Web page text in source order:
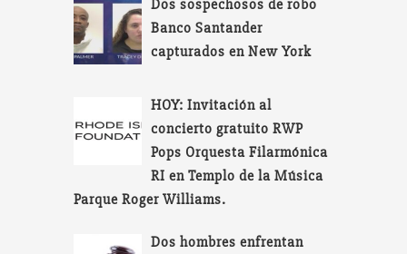
Dos sospechosos de robo
Banco Santander
capturados en New York
HOY: Invitación al
concierto gratuito RWP
Pops Orquesta Filarmónica
RI en Templo de la Música
Parque Roger Williams.
Dos hombres enfrentan